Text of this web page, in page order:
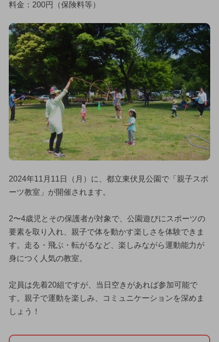
料金：200円（保険料等）
2024年11月11日（月）に、都立東伏見公園で「親子スポ
ーツ教室」が開催されます。
2〜4歳児とその保護者が対象で、公園遊びにスポーツの
要素を取り入れ、親子で体を動かす楽しさを体験できま
す。走る・飛ぶ・転がるなど、楽しみながら運動能力が
身につく人気の教室。
定員は先着20組ですが、当日空きがあれば参加可能で
す。親子で運動を楽しみ、コミュニケーションを深めま
しょう！